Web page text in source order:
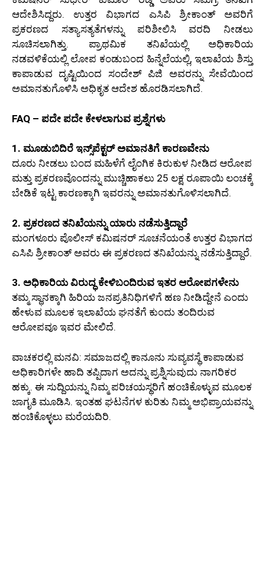
ಆದೇಶಿಸಿದ್ದರು. ಉತ್ತರ ವಿಭಾಗದ ಎಸಿಪಿ ಶ್ರೀಕಾಂತ್ ಅವರಿಗೆ
ಪ್ರಕರಣದ ಸತ್ಯಾಸತ್ಯತೆಗಳನ್ನು ಪರಿಶೀಲಿಸಿ ವರದಿ ನೀಡಲು
ಸೂಚಿಸಲಾಗಿತ್ತು. ಪ್ರಾಥಮಿಕ ತನಿಖೆಯಲ್ಲಿ ಅಧಿಕಾರಿಯ
ನಡವಳಿಕೆಯಲ್ಲಿ ಲೋಪ ಕಂಡುಬಂದ ಹಿನ್ನೆಲೆಯಲ್ಲಿ, ಇಲಾಖೆಯ ಶಿಸ್ತು
ಕಾಪಾಡುವ ದೃಷ್ಟಿಯಿಂದ ಸಂದೇಶ್ ಪಿಜಿ ಅವರನ್ನು ಸೇವೆಯಿಂದ
ಅಮಾನತುಗೊಳಿಸಿ ಅಧಿಕೃತ ಆದೇಶ ಹೊರಡಿಸಲಾಗಿದೆ.
FAQ – ಪದೇ ಪದೇ ಕೇಳಲಾಗುವ ಪ್ರಶ್ನೆಗಳು
1. ಮೂಡುಬಿದಿರೆ ಇನ್ಸ್‌ಪೆಕ್ಟರ್ ಅಮಾನತಿಗೆ ಕಾರಣವೇನು
ದೂರು ನೀಡಲು ಬಂದ ಮಹಿಳೆಗೆ ಲೈಂಗಿಕ ಕಿರುಕುಳ ನೀಡಿದ ಆರೋಪ
ಮತ್ತು ಪ್ರಕರಣವೊಂದನ್ನು ಮುಚ್ಚಿಹಾಕಲು 25 ಲಕ್ಷ ರೂಪಾಯಿ ಲಂಚಕ್ಕೆ
ಬೇಡಿಕೆ ಇಟ್ಟ ಕಾರಣಕ್ಕಾಗಿ ಇವರನ್ನು ಅಮಾನತುಗೊಳಿಸಲಾಗಿದೆ.
2. ಪ್ರಕರಣದ ತನಿಖೆಯನ್ನು ಯಾರು ನಡೆಸುತ್ತಿದ್ದಾರೆ
ಮಂಗಳೂರು ಪೊಲೀಸ್ ಕಮಿಷನರ್ ಸೂಚನೆಯಂತೆ ಉತ್ತರ ವಿಭಾಗದ
ಎಸಿಪಿ ಶ್ರೀಕಾಂತ್ ಅವರು ಈ ಪ್ರಕರಣದ ತನಿಖೆಯನ್ನು ನಡೆಸುತ್ತಿದ್ದಾರೆ.
3. ಅಧಿಕಾರಿಯ ವಿರುದ್ಧ ಕೇಳಿಬಂದಿರುವ ಇತರ ಆರೋಪಗಳೇನು
ತಮ್ಮ ಸ್ಥಾನಕ್ಕಾಗಿ ಹಿರಿಯ ಜನಪ್ರತಿನಿಧಿಗಳಿಗೆ ಹಣ ನೀಡಿದ್ದೇನೆ ಎಂದು
ಹೇಳುವ ಮೂಲಕ ಇಲಾಖೆಯ ಘನತೆಗೆ ಕುಂದು ತಂದಿರುವ
ಆರೋಪವೂ ಇವರ ಮೇಲಿದೆ.
ವಾಚಕರಲ್ಲಿ ಮನವಿ: ಸಮಾಜದಲ್ಲಿ ಕಾನೂನು ಸುವ್ಯವಸ್ಥೆ ಕಾಪಾಡುವ
ಅಧಿಕಾರಿಗಳೇ ಹಾದಿ ತಪ್ಪಿದಾಗ ಅದನ್ನು ಪ್ರಶ್ನಿಸುವುದು ನಾಗರಿಕರ
ಹಕ್ಕು. ಈ ಸುದ್ದಿಯನ್ನು ನಿಮ್ಮ ಪರಿಚಯಸ್ಥರಿಗೆ ಹಂಚಿಕೊಳ್ಳುವ ಮೂಲಕ
ಜಾಗೃತಿ ಮೂಡಿಸಿ. ಇಂತಹ ಘಟನೆಗಳ ಕುರಿತು ನಿಮ್ಮ ಅಭಿಪ್ರಾಯವನ್ನು
ಹಂಚಿಕೊಳ್ಳಲು ಮರೆಯದಿರಿ.